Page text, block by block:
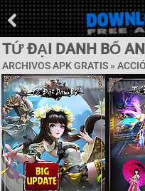
TỨ ĐẠI DANH BỔ
ARCHIVOS APK GRATIS »